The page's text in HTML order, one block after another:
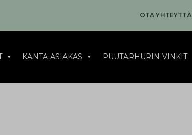
OTA YHTEYTTÄ
KANTA-ASIAKAS PUUTARHURIN VINKIT